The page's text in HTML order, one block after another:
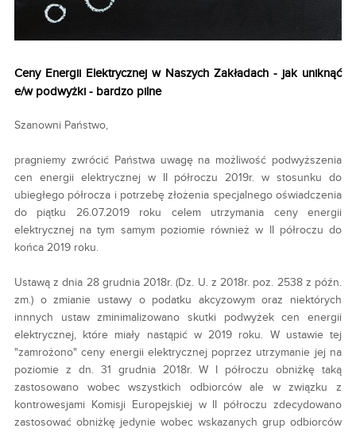
Ceny Energii Elektrycznej w Naszych Zakładach - jak uniknąć
e/w podwyżki - bardzo pilne
Szanowni Państwo,
pragniemy zwrócić Państwa uwagę na możliwość podwyższenia
cen energii elektrycznej w II półroczu 2019r. w stosunku do
ubiegłego półrocza i potrzebę złożenia specjalnego oświadczenia
do piątku 26.07.2019 roku celem utrzymania ceny energii
elektrycznej na tym samym poziomie również w II półroczu do
końca 2019 roku.
Ustawą z dnia 28 grudnia 2018r. (Dz. U. z 2018r. poz. 2538 z późn.
zm.) o zmianie ustawy o podatku akcyzowym oraz niektórych
innnych ustaw zminimalizowano skutki podwyżek cen energii
elektrycznej, które miały nastąpić w 2019 roku. W ustawie tej
"zamrożono" ceny energii elektrycznej poprzez utrzymanie jej na
poziomie z dn. 31 grudnia 2018r. W I półroczu obniżkę taką
zastosowano wobec wszystkich odbiorców ale w związku z
kontrowesjami Komisji Europejskiej w II półroczu zdecydowano
zastosować obniżkę jedynie wobec wskazanych grup odbiorców